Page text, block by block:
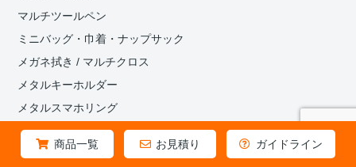
商品一覧 お見積り ガイドライン
マルチツールペン
ミニバッグ・巾着・ナップサック
メガネ拭き / マルチクロス
メタルキーホルダー
メタルスマホリング
メタルコンパクトミラー
めじるしマーカー